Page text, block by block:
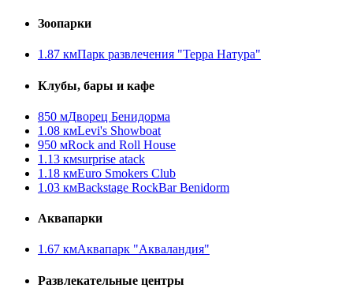
Зоопарки
1.87 кмПарк развлечения "Терра Натура"
Клубы, бары и кафе
850 мДворец Бенидорма
1.08 кмLevi's Showboat
950 мRock and Roll House
1.13 кмsurprise atack
1.18 кмEuro Smokers Club
1.03 кмBackstage RockBar Benidorm
Аквапарки
1.67 кмАквапарк "Акваландия"
Развлекательные центры